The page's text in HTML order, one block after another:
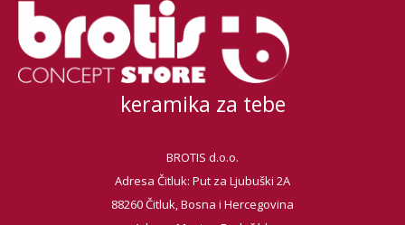
keramika za tebe
BROTIS d.o.o.
Adresa Čitluk: Put za Ljubuški 2A
88260 Čitluk, Bosna i Hercegovina